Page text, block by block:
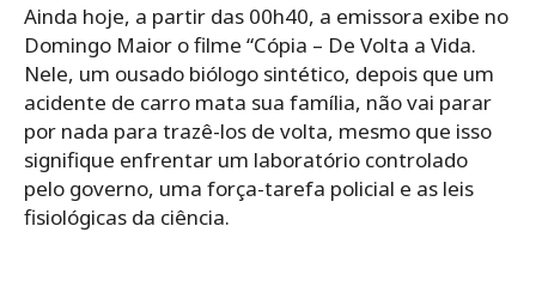
Ainda hoje, a partir das 00h40, a emissora exibe no
Domingo Maior o filme “Cópia – De Volta a Vida.
Nele, um ousado biólogo sintético, depois que um
acidente de carro mata sua família, não vai parar
por nada para trazê-los de volta, mesmo que isso
signifique enfrentar um laboratório controlado
pelo governo, uma força-tarefa policial e as leis
fisiológicas da ciência.